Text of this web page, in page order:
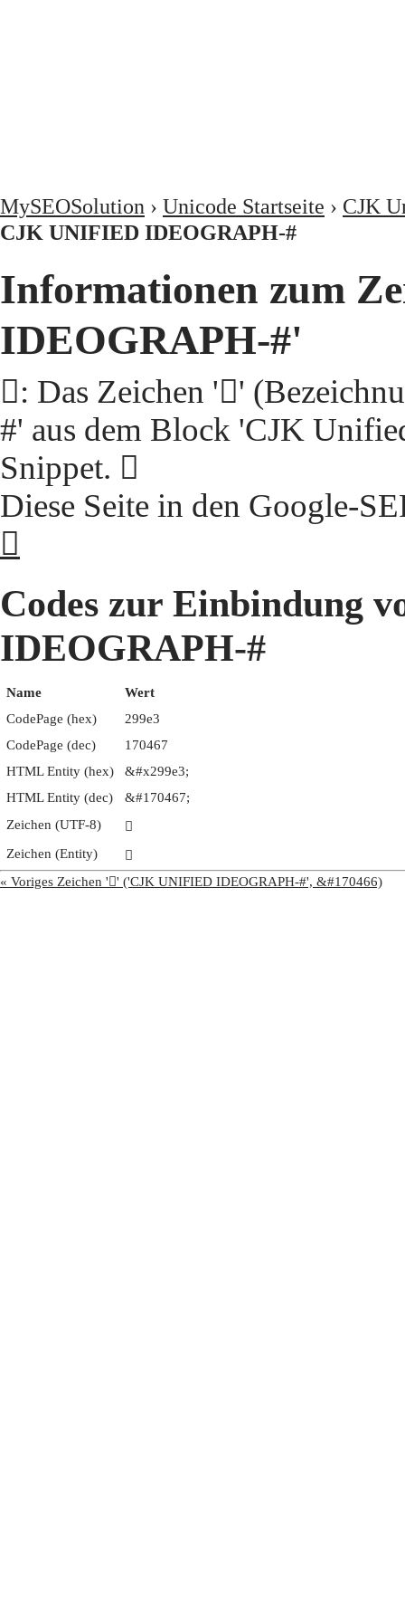
MySEOSolution › Unicode Startseite › CJK
CJK UNIFIED IDEOGRAPH-#
Informationen zum
IDEOGRAPH-#'
𩧣: Das Zeichen '𩧣'
#' aus dem Block 'CJK
Snippet. 𩧣
Diese Seite in den Google-
𩧣
Codes zur Einbindung
IDEOGRAPH-#
Name
Wert
CodePage (hex)
299e3
CodePage (dec)
170467
HTML Entity (hex)
&#x299e3;
HTML Entity (dec)
&#170467;
Zeichen (UTF-8)
𩧣
Zeichen (Entity)
𩧣
« Voriges Zeichen '𩧢' ('CJK UNIFIED IDEOGRAPH-#', &#170466)